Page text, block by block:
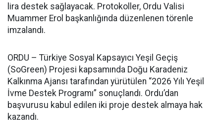
lira destek sağlayacak. Protokoller, Ordu Valisi
Muammer Erol başkanlığında düzenlenen törenle
imzalandı.
ORDU – Türkiye Sosyal Kapsayıcı Yeşil Geçiş
(SoGreen) Projesi kapsamında Doğu Karadeniz
Kalkınma Ajansı tarafından yürütülen “2026 Yılı Yeşil
İvme Destek Programı” sonuçlandı. Ordu’dan
başvurusu kabul edilen iki proje destek almaya hak
kazandı.